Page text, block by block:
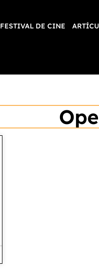
FESTIVAL DE CINE